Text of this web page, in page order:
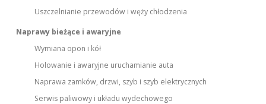
Uszczelnianie przewodów i węży chłodzenia
Naprawy bieżące i awaryjne
Wymiana opon i kół
Holowanie i awaryjne uruchamianie auta
Naprawa zamków, drzwi, szyb i szyb elektrycznych
Serwis paliwowy i układu wydechowego